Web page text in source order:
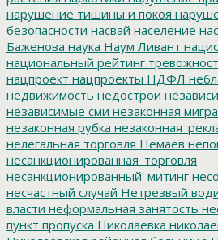
нарушение тишины и покоя
безопасности насвай население
Баженова наука Наум Ливант
национальный рейтинг
нацпроект нацпроекты НДФЛ
недвижимость недострои
независимые сми незаконная
незаконная рубка
нелегальная торговля Немаев
несанкционированная_торговля
несанкционированный_митинг
несчастный случай Нетрезвый
власти неформальная занятость
пункт пропуска Николаевка